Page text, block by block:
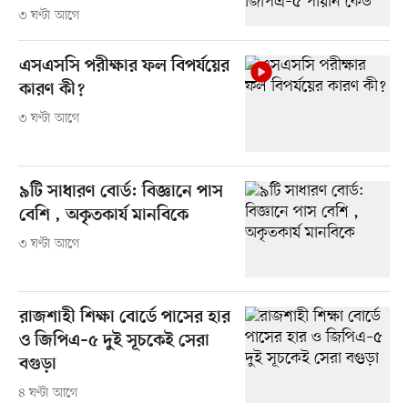
৩ ঘণ্টা আগে
এসএসসি পরীক্ষার ফল বিপর্যয়ের
কারণ কী?
৩ ঘণ্টা আগে
৯টি সাধারণ বোর্ড: বিজ্ঞানে পাস
বেশি , অকৃতকার্য মানবিকে
৩ ঘণ্টা আগে
রাজশাহী শিক্ষা বোর্ডে পাসের হার
ও জিপিএ–৫ দুই সূচকেই সেরা
বগুড়া
৪ ঘণ্টা আগে